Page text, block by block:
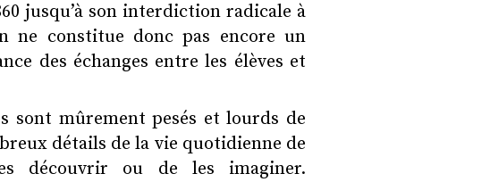
jusqu’à son interdiction radicale à
ne constitue donc pas encore un
des échanges entre les élèves et
sont mûrement pesés et lourds de
détails de la vie quotidienne de
découvrir ou de les imaginer.